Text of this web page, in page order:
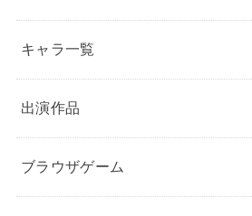
キャラ一覧
出演作品
ブラウザゲーム